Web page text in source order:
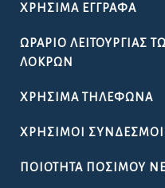
ΧΡΉΣΙΜΑ ΈΓΓΡΑΦΑ
ΩΡΆΡΙΟ ΛΕΙΤΟΥΡΓΊΑΣ
ΛΟΚΡΏΝ
ΧΡΉΣΙΜΑ ΤΗΛΈΦΩΝΑ
ΧΡΉΣΙΜΟΙ ΣΎΝΔΕΣΜΟΙ
ΠΟΙΌΤΗΤΑ ΠΌΣΙΜΟΥ